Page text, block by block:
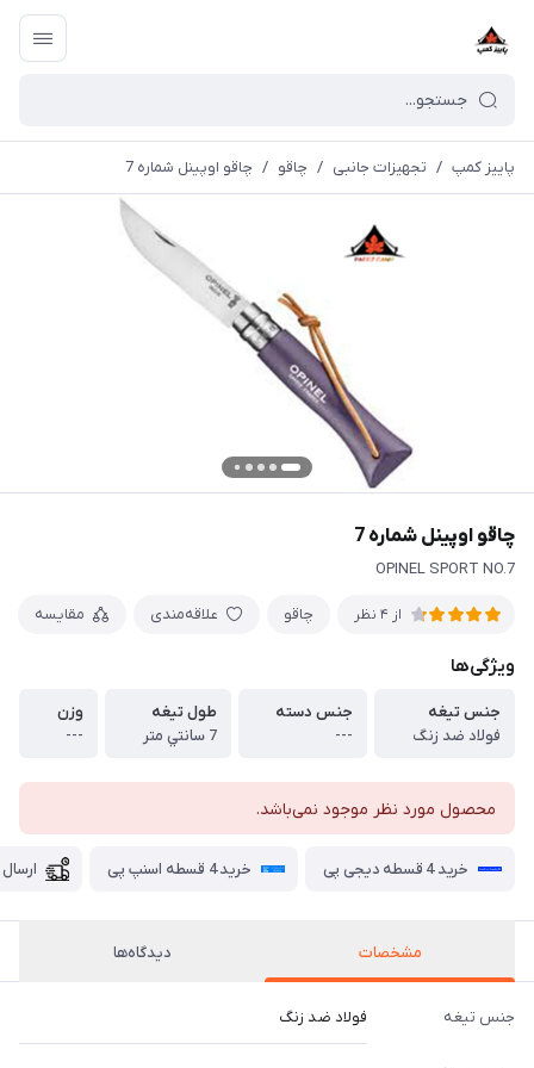
پاییز کمپ / تجهیزات جانبی / چاقو / چاقو اوپينل شماره 7
چاقو اوپينل شماره 7
OPINEL SPORT NO.7
از 4 نظر چاقو علاقه‌مندی مقایسه
ویژگی‌ها
جنس تيغه
فولاد ضد زنگ
جنس دسته
---
طول تيغه
7 سانتي متر
وزن
---
محصول مورد نظر موجود نمی‌باشد.
خرید 4 قسطه دیجی پی خرید 4 قسطه اسنپ پی
مشخصات دیدگاه‌ها
جنس تيغه فولاد ضد زنگ